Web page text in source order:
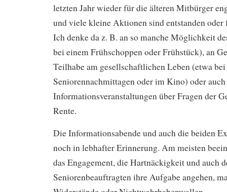
letzten Jahr wieder für die älteren Mitbürger
und viele kleine Aktionen sind entstanden
Ich denke da z. B. an so manche Möglichkeit
bei einem Frühschoppen oder Frühstück), an
Teilhabe am gesellschaftlichen Leben (etwa bei
Seniorennachmittagen oder im Kino) oder auch
Informationsveranstaltungen über Fragen der
Rente.
Die Informationsabende und auch die beiden
noch in lebhafter Erinnerung. Am meisten
das Engagement, die Hartnäckigkeit und auch
Seniorenbeauftragten ihre Aufgabe angehen,